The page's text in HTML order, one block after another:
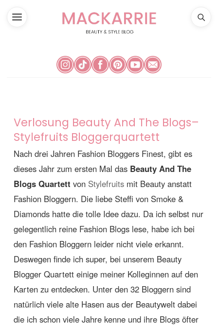
Verlosung Beauty And The Blogs–
Stylefruits Bloggerquartett
Nach drei Jahren Fashion Bloggers Finest, gibt es
dieses Jahr zum ersten Mal das Beauty And The
Blogs Quartett von Stylefruits mit Beauty anstatt
Fashion Bloggern. Die liebe Steffi von Smoke &
Diamonds hatte die tolle Idee dazu. Da ich selbst nur
gelegentlich reine Fashion Blogs lese, habe ich bei
den Fashion Bloggern leider nicht viele erkannt.
Deswegen finde ich super, bei unserem Beauty
Blogger Quartett einige meiner Kolleginnen auf den
Karten zu entdecken. Unter den 32 Bloggern sind
natürlich viele alte Hasen aus der Beautywelt dabei
die ich schon viele Jahre kenne und ihre Blogs öfter